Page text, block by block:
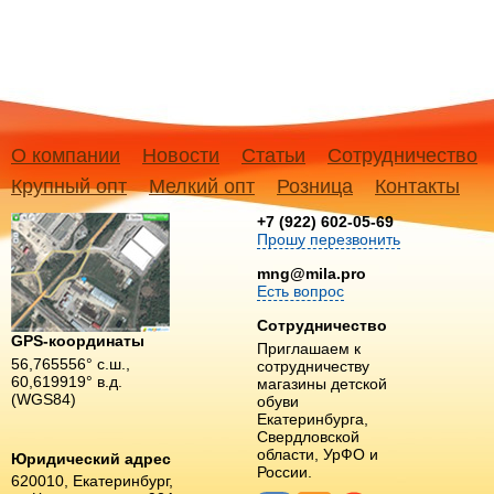
О компании Новости Статьи
Сотрудничество
Крупный опт
Мелкий опт Розница Контакты
GPS-координаты
56,765556° с.ш.,
60,619919° в.д.
(WGS84)
Юридический адрес
620010, Екатеринбург,
+7 (922) 602-05-69
Прошу перезвонить
mng@mila.pro
Есть вопрос
Сотрудничество
Приглашаем к
сотрудничеству
магазины детской
обуви
Екатеринбурга,
Свердловской
области, УрФО и
России.